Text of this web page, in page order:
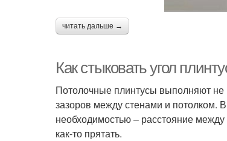
читать дальше →
Как стыковать угол
Потолочные плинтусы выполняют не
зазоров между стенами и потолком.
необходимостью – расстояние
как-то прятать.